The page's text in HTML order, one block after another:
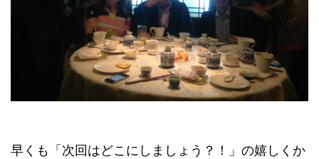
早くも「次回はどこにしましょう？！」の嬉しくか